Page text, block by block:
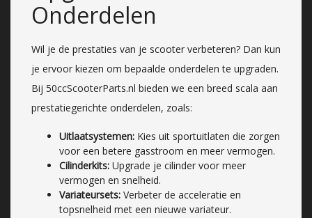
Onderdelen
Wil je de prestaties van je scooter verbeteren? Dan kun
je ervoor kiezen om bepaalde onderdelen te upgraden.
Bij 50ccScooterParts.nl bieden we een breed scala aan
prestatiegerichte onderdelen, zoals:
Uitlaatsystemen: Kies uit sportuitlaten die zorgen
voor een betere gasstroom en meer vermogen.
Cilinderkits: Upgrade je cilinder voor meer
vermogen en snelheid.
Variateursets: Verbeter de acceleratie en
topsnelheid met een nieuwe variateur.